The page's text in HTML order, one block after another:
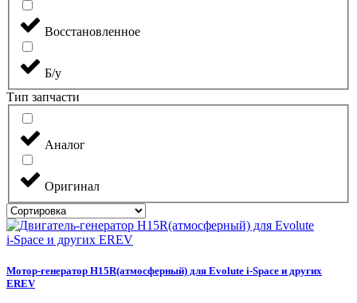
Восстановленное
Б/у
Тип запчасти
Аналог
Оригинал
Мотор-генератор H15R(атмосферный) для Evolute i‑Space и других
EREV